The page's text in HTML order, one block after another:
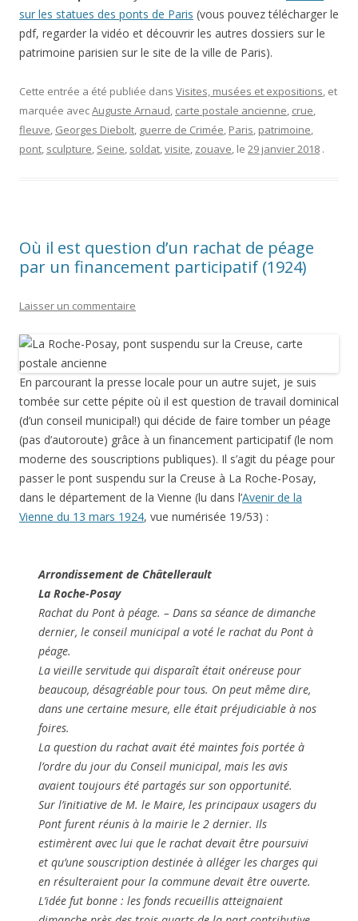
sur les statues des ponts de Paris (vous pouvez télécharger le
pdf, regarder la vidéo et découvrir les autres dossiers sur le
patrimoine parisien sur le site de la ville de Paris).
Cette entrée a été publiée dans Visites, musées et expositions, et
marquée avecAuguste Arnaud, carte postale ancienne, crue,
fleuve, Georges Diebolt, guerre de Crimée, Paris, patrimoine,
pont, sculpture, Seine, soldat,visite, zouave, le 29 janvier 2018 .
Où il est question d’un rachat de péage
par un financement participatif (1924)
Laisser un commentaire
En parcourant la presse locale pour un autre sujet, je suis
tombée sur cette pépite où il est question de travail dominical
(d’un conseil municipal!) qui décide de faire tomber un péage
(pas d’autoroute) grâce à un financement participatif (le nom
moderne des souscriptions publiques). Il s’agit du péage pour
passer le pont suspendu sur la Creuse à La Roche-Posay,
dans le département de la Vienne (lu dans l’Avenir de la
Vienne du 13 mars 1924, vue numérisée 19/53) :
Arrondissement de Châtellerault
La Roche-Posay
Rachat du Pont à péage. – Dans sa séance de dimanche
dernier, le conseil municipal a voté le rachat du Pont à
péage.
La vieille servitude qui disparaît était onéreuse pour
beaucoup, désagréable pour tous. On peut même dire,
dans une certaine mesure, elle était préjudiciable à nos
foires.
La question du rachat avait été maintes fois portée à
l’ordre du jour du Conseil municipal, mais les avis
avaient toujours été partagés sur son opportunité.
Sur l’initiative de M. le Maire, les principaux usagers du
Pont furent réunis à la mairie le 2 dernier. Ils
estimèrent avec lui que le rachat devait être poursuivi
et qu’une souscription destinée à alléger les charges qui
en résulteraient pour la commune devait être ouverte.
L’idée fut bonne : les fonds recueillis atteignaient